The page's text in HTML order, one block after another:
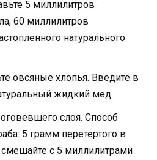
5 миллилитров
60 миллилитров
натурального
овсяные хлопья. Введите в
жидкий мед.
слоя. Способ
5 грамм перетертого в
с 5 миллилитрами